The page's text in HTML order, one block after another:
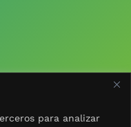
para analizar